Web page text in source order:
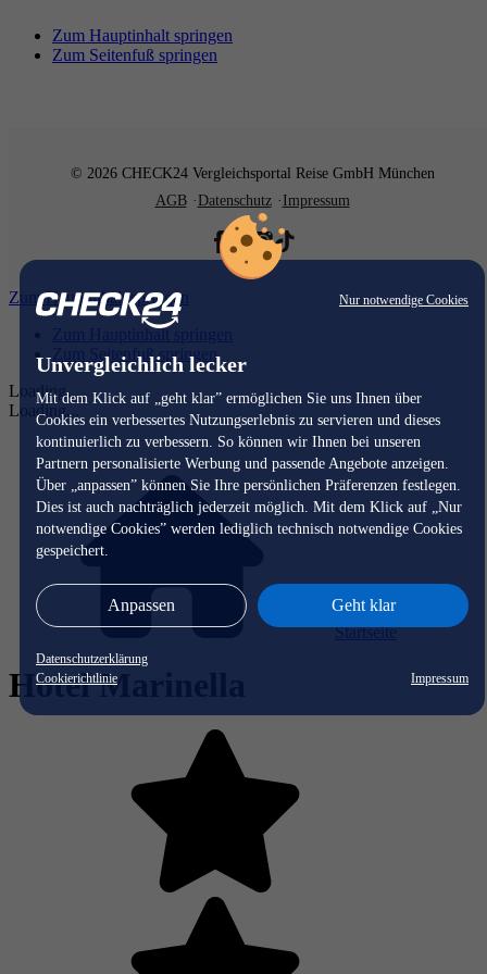
Nur notwendige Cookies
Unvergleichlich lecker
Mit dem Klick auf „geht klar” ermöglichen Sie uns Ihnen über
Cookies ein verbessertes Nutzungserlebnis zu servieren und dieses
kontinuierlich zu verbessern. So können wir Ihnen bei unseren
Partnern personalisierte Werbung und passende Angebote anzeigen.
Über „anpassen” können Sie Ihre persönlichen Präferenzen festlegen.
Dies ist auch nachträglich jederzeit möglich. Mit dem Klick auf „Nur
notwendige Cookies” werden lediglich technisch notwendige Cookies
gespeichert.
Anpassen Geht klar
Datenschutzerklärung
Cookierichtlinie
Impressum
Zum Hauptinhalt springen
Zum Seitenfuß springen
© 2026 CHECK24 Vergleichsportal Reise GmbH München
AGB
Datenschutz Impressum
Zum Hauptinhalt springen
Zum Hauptinhalt springen
Zum Seitenfuß springen
Loading...
Loading...
Startseite
Hotel Marinella